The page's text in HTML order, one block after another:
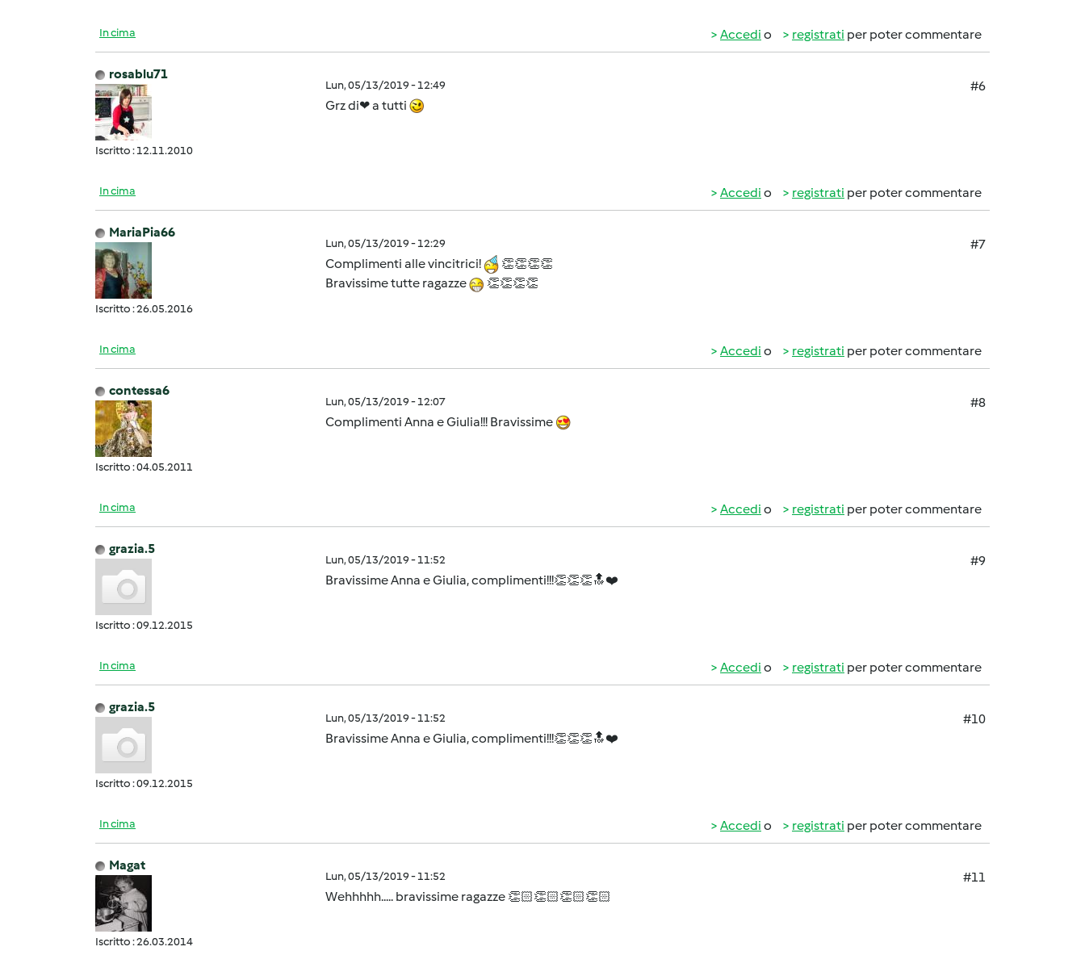
In cima Accedi o registrati per poter commentare
rosablu71
Iscritto : 12.11.2010
Lun, 05/13/2019 - 12:49
#6
Grz di❤ a tutti
In cima Accedi o registrati per poter commentare
MariaPia66
Iscritto : 26.05.2016
Lun, 05/13/2019 - 12:29
#7
Complimenti alle vincitrici!
👏👏👏👏
Bravissime tutte ragazze
👏👏👏👏
In cima Accedi o registrati per poter commentare
contessa6
Iscritto : 04.05.2011
Lun, 05/13/2019 - 12:07
#8
Complimenti Anna e Giulia!!! Bravissime
In cima Accedi o registrati per poter commentare
grazia.5
Iscritto : 09.12.2015
Lun, 05/13/2019 - 11:52
#9
Bravissime Anna e Giulia, complimenti!!!👏👏👏🔝❤️
In cima Accedi o registrati per poter commentare
grazia.5
Iscritto : 09.12.2015
Lun, 05/13/2019 - 11:52
#10
Bravissime Anna e Giulia, complimenti!!!👏👏👏🔝❤️
In cima Accedi o registrati per poter commentare
Magat
Iscritto : 26.03.2014
Lun, 05/13/2019 - 11:52
#11
Wehhhhh..... bravissime ragazze 👏🏻👏🏻👏🏻👏🏻